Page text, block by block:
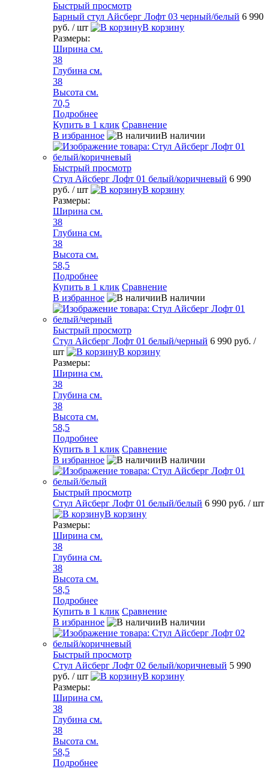
Быстрый просмотр
Барный стул Айсберг Лофт 03 черный/белый 6 990
руб. / шт
В корзину
Размеры:
Ширина см.
38
Глубина см.
38
Высота см.
70,5
Подробнее
Купить в 1 клик Сравнение
В избранное
В наличии
Быстрый просмотр
Стул Айсберг Лофт 01 белый/коричневый 6 990
руб. / шт
В корзину
Размеры:
Ширина см.
38
Глубина см.
38
Высота см.
58,5
Подробнее
Купить в 1 клик Сравнение
В избранное
В наличии
Быстрый просмотр
Стул Айсберг Лофт 01 белый/черный 6 990 руб. /
шт
В корзину
Размеры:
Ширина см.
38
Глубина см.
38
Высота см.
58,5
Подробнее
Купить в 1 клик Сравнение
В избранное
В наличии
Быстрый просмотр
Стул Айсберг Лофт 01 белый/белый 6 990 руб. / шт
В корзину
Размеры:
Ширина см.
38
Глубина см.
38
Высота см.
58,5
Подробнее
Купить в 1 клик Сравнение
В избранное
В наличии
Быстрый просмотр
Стул Айсберг Лофт 02 белый/коричневый 5 990
руб. / шт
В корзину
Размеры:
Ширина см.
38
Глубина см.
38
Высота см.
58,5
Подробнее